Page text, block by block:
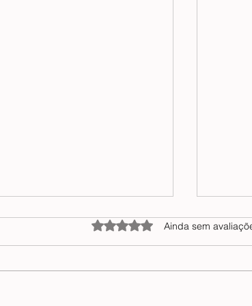
Avaliado com 0 de 5
Ainda sem